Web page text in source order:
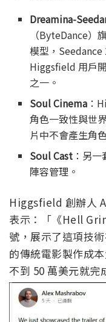
Dreamina-
（ByteDance）
模型，Seedance
Higgsfield 用戶
之一。
Soul Cinema ：
角色一致性與世
片中不會產生角
Soul Cast ：另
陣容管理。
Higgsfield 創辦人
表示：「《Hell
號，展示了這項技
的傳統電影製作成
不到 50 萬美元就完